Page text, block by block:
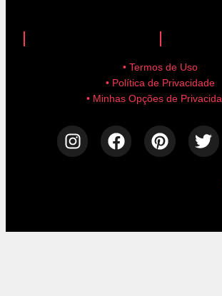
• Termos de Uso
• Política de Privacidade
• Minhas Opções de